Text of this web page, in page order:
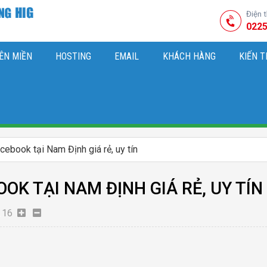
Điện
MIỀN HOSTING EMAIL KHÁCH HÀNG KIẾN
tại Nam Định giá rẻ, uy tín
TẠI NAM ĐỊNH GIÁ RẺ, UY TÍN
16